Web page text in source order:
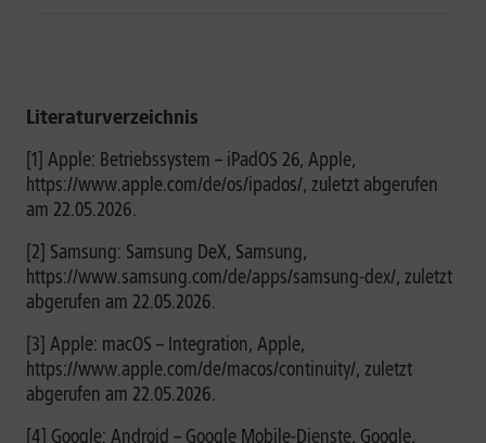
Literaturverzeichnis
[1] Apple: Betriebssystem – iPadOS 26, Apple,
https://www.apple.com/de/os/ipados/, zuletzt abgerufen
am 22.05.2026.
[2] Samsung: Samsung DeX, Samsung,
https://www.samsung.com/de/apps/samsung-dex/, zuletzt
abgerufen am 22.05.2026.
[3] Apple: macOS – Integration, Apple,
https://www.apple.com/de/macos/continuity/, zuletzt
abgerufen am 22.05.2026.
[4] Google: Android – Google Mobile-Dienste, Google,